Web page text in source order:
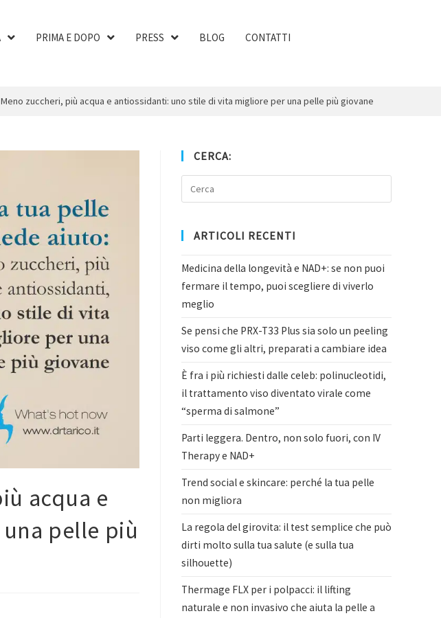
PRIMA E DOPO PRESS BLOG CONTATTI
zuccheri, più acqua e antiossidanti: uno stile di vita migliore per una pelle più giovane
acqua e
pelle più
CERCA:
ARTICOLI RECENTI
Medicina della longevità e NAD+: se non puoi
fermare il tempo, puoi scegliere di viverlo
meglio
Se pensi che PRX-T33 Plus sia solo un peeling
viso come gli altri, preparati a cambiare idea
È fra i più richiesti dalle celeb: polinucleotidi,
il trattamento viso diventato virale come
“sperma di salmone”
Parti leggera. Dentro, non solo fuori, con IV
Therapy e NAD+
Trend social e skincare: perché la tua pelle
non migliora
La regola del girovita: il test semplice che può
dirti molto sulla tua salute (e sulla tua
silhouette)
Thermage FLX per i polpacci: il lifting
naturale e non invasivo che aiuta la pelle a